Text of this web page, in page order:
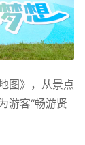
图》，从景点
游客“畅游贤